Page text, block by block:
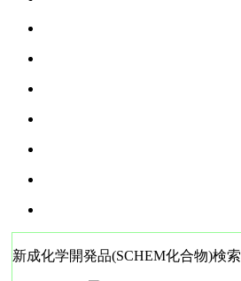
新成化学開発品(SCHEM化合物)検索